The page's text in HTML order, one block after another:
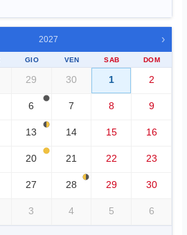
2027 ›
GIO VEN SAB DOM
29 30 1 2
6 7 8 9
13 14 15 16
20 21 22 23
27 28 29 30
3 4 5 6